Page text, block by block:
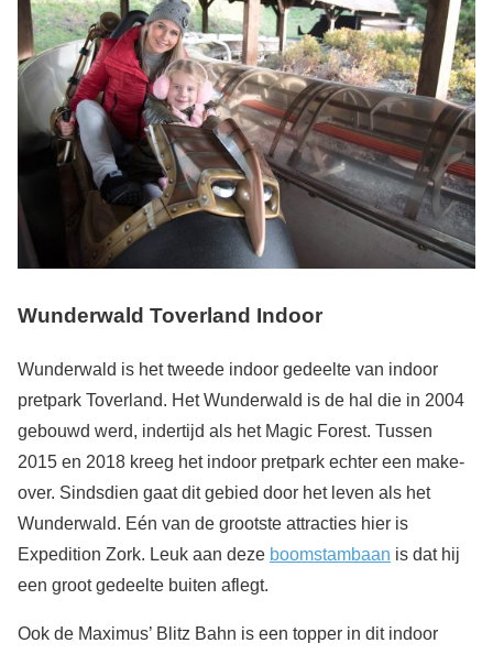
Wunderwald Toverland Indoor
Wunderwald is het tweede indoor gedeelte van indoor
pretpark Toverland. Het Wunderwald is de hal die in 2004
gebouwd werd, indertijd als het Magic Forest. Tussen
2015 en 2018 kreeg het indoor pretpark echter een make-
over. Sindsdien gaat dit gebied door het leven als het
Wunderwald. Eén van de grootste attracties hier is
Expedition Zork. Leuk aan deze boomstambaan is dat hij
een groot gedeelte buiten aflegt.
Ook de Maximus’ Blitz Bahn is een topper in dit indoor